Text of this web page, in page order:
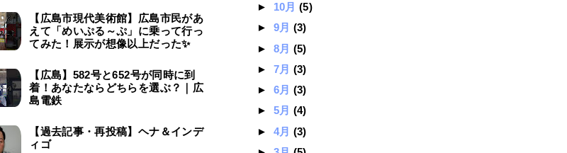
【広島市現代美術館】広島市民があ
えて「めいぷる～ぷ」に乗って行っ
てみた！展示が想像以上だった✨
【広島】582号と652号が同時に到
着！あなたならどちらを選ぶ？｜広
島電鉄
【過去記事・再投稿】ヘナ＆インデ
ィゴ
► 10月(5)
► 9月 (3)
► 8月 (5)
► 7月 (3)
► 6月 (3)
► 5月 (4)
► 4月 (3)